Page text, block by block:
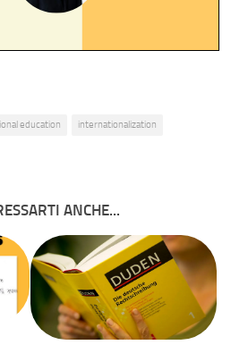
education internationalization
ANCHE...